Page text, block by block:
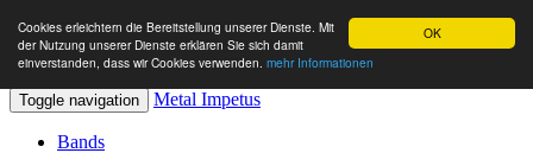
OK
Cookies erleichtern die Bereitstellung unserer Dienste. Mit
der Nutzung unserer Dienste erklären Sie sich damit
einverstanden, dass wir Cookies verwenden. mehr Informationen
Toggle navigation Metal Impetus
Bands